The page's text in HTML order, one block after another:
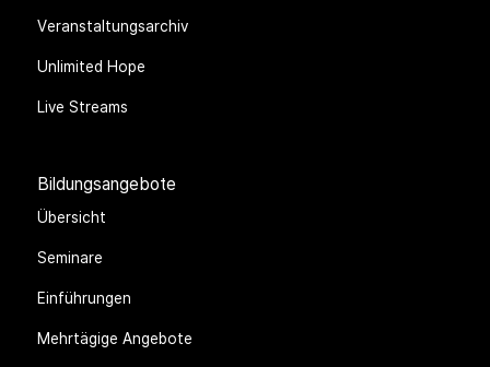
Veranstaltungsarchiv
Unlimited Hope
Live Streams
Bildungsangebote
Übersicht
Seminare
Einführungen
Mehrtägige Angebote